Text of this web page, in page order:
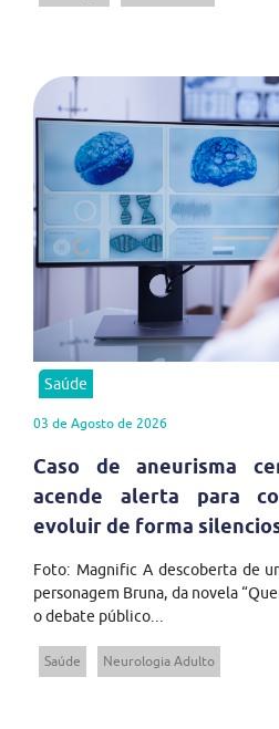
Saúde
03 de Agosto de 2026
Caso de aneurisma
acende alerta para
evoluir de forma
Foto: Magnific A descoberta de
personagem Bruna, da novela
o debate público...
Saúde Neurologia Adulto